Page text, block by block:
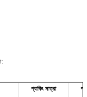
প্যাকিং মাত্রা